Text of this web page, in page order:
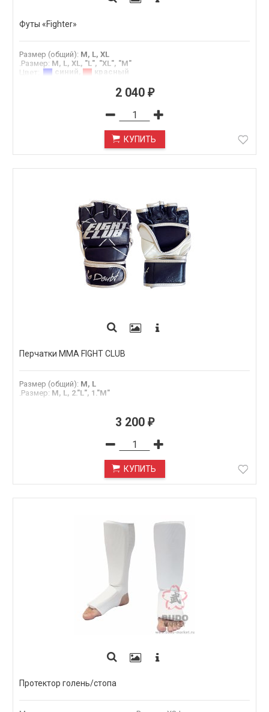
Футы «Fighter»
Размер (общий): M, L, XL
.Размер: M, L, XL, "L", "XL", "М"
Цвет
синий красный
2 040 ₽
КУПИТЬ
Перчатки MMA FIGHT CLUB
Размер (общий): M, L
.Размер: M, L, 2."L", 1."M"
3 200 ₽
КУПИТЬ
Протектор голень/стопа